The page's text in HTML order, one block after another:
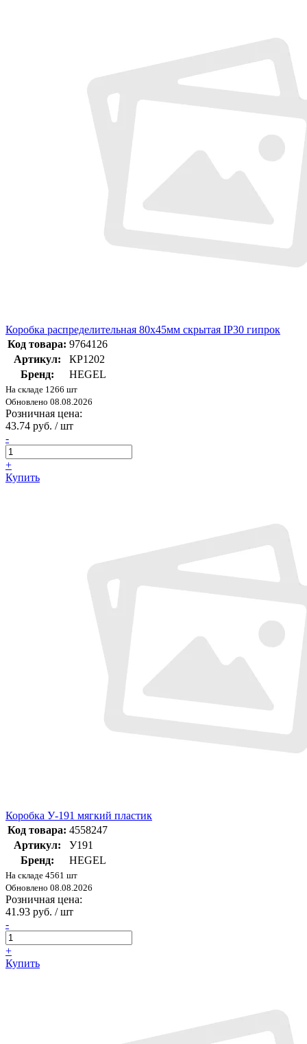
Коробка распределительная 80х45мм скрытая IP30 гипрок
Код товара: 9764126
Артикул:
КР1202
Бренд:
HEGEL
На складе 1266 шт
Обновлено 08.08.2026
Розничная цена:
43.74 руб. / шт
-
+
Купить
Коробка У-191 мягкий пластик
Код товара: 4558247
Артикул:
У191
Бренд:
HEGEL
На складе 4561 шт
Обновлено 08.08.2026
Розничная цена:
41.93 руб. / шт
-
+
Купить